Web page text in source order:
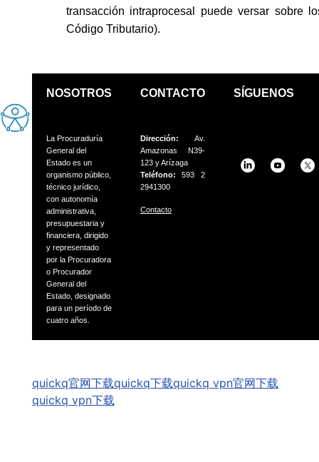
transacción intraprocesal puede versar sobre
Código Tributario).
NOSOTROS
La Procuraduría
General del
Estado es un
organismo público,
técnico jurídico,
con autonomía
administrativa,
presupuestaria y
financiera, dirigido
y representado
por la Procuradora
o Procurador
General del
Estado, designado
para un período de
cuatro años.
CONTACTO
Dirección: Av.
Amazonas N39-
123 y Arízaga
Teléfono:593 2
2941300
Contacto
SÍGUENOS
quickq官网下载quickq下载quickq vpn官网下载
quickq vpn下载